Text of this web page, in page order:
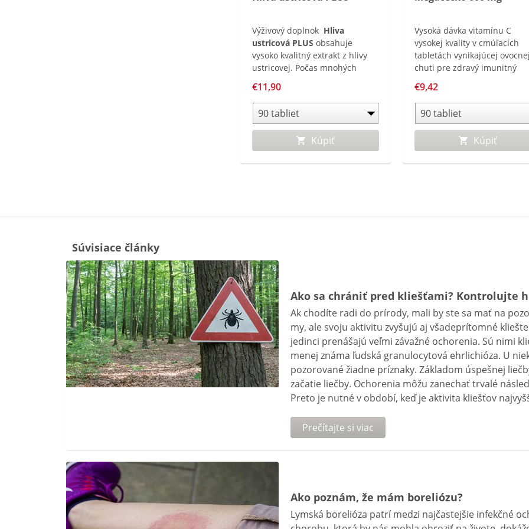
Výživový doplnok Hliva
ustricová PLUS obsahuje
vysoko kvalitný extrakt z hlivy
ustricovej. Počas mnohých
používaná v Číne. Tento
produkt je obohatený o extrakt
z Echinacey a Rakytníka
rešetliakového, ktoré
prispievajú k normálnej funkcii
imunitného systému.
€11,90
Kúpiť
Vysoká dávka vitamínu C
vysokej kvality v cmúľacích
tabletách vynikajúcej
chuti pre zdravý imunitný
€9,42
Kúpiť
Súvisiace články
Ako sa chrániť pred kliešťami? Kontrolujte
Ak chodíte radi do prírody, mali by ste sa mať na
my, ale svoju aktivitu zvyšujú aj všadeprítomné
jedinci prenášajú veľmi závažné ochorenia. Sú nimi
menej známa ľudská granulocytová ehrlichióza. U
pozorované žiadne príznaky. Základom úspešnej
začatie liečby. Ochorenia môžu zanechať trvalé
Preto je nutné v období, keď je aktivita kliešťov
Prečítajte si viac
Ako poznám, že mám boreliózu?
Lymská borelióza patrí medzi najčastejšie infekčné